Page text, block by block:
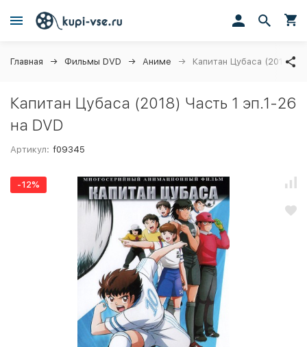
Главная Фильмы DVD Аниме Капитан Цубаса (2018)
Капитан Цубаса (2018) Часть 1 эп.1-26
на DVD
Артикул: f09345
-12%